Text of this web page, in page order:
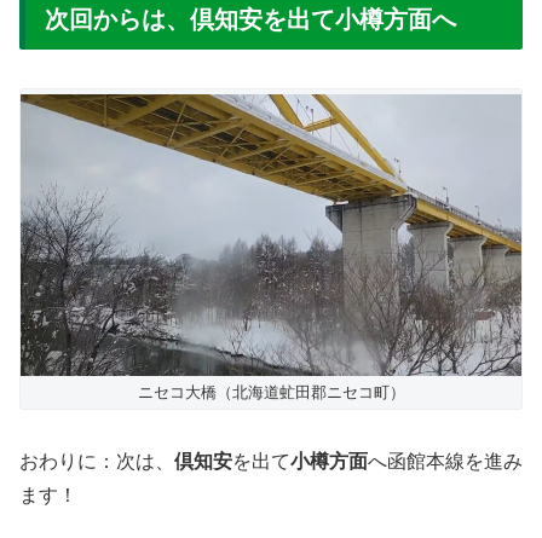
次回からは、倶知安を出て小樽方面へ
ニセコ大橋（北海道虻田郡ニセコ町）
おわりに：次は、 倶知安を出て小樽方面へ函館本線を進み
ます！